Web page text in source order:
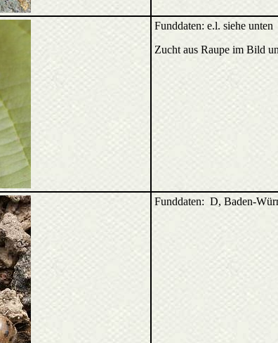
Funddaten: e.l. siehe
Zucht aus Raupe im Bild
Funddaten: D, Baden-